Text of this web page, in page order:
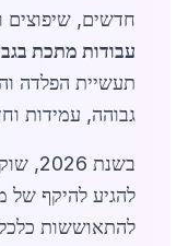
חדשים, שיפוצים
עבודות מתכת
תעשיית הפלדה
גבוהה, עמידות
בשנת 2026, שוק
להגיע להיקף של
להתאוששות